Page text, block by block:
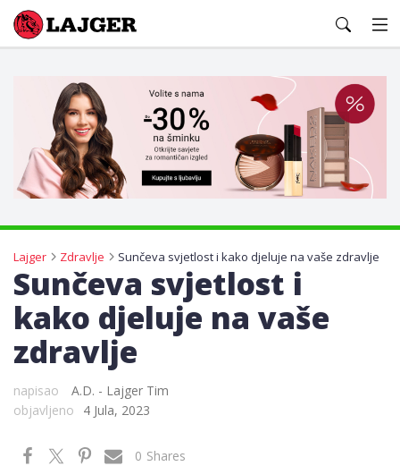
Lajger
Lajger Zdravlje Sunčeva svjetlost i kako djeluje na vaše zdravlje
Sunčeva svjetlost i
kako djeluje na vaše
zdravlje
napisao
A.D. - Lajger Tim
objavljeno
4 Jula, 2023
Shares
0